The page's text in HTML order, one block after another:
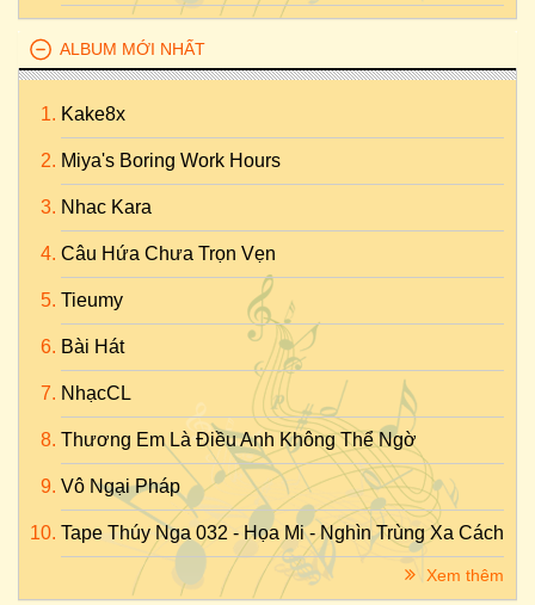
ALBUM MỚI NHẤT
Kake8x
Miya's Boring Work Hours
Nhac Kara
Câu Hứa Chưa Trọn Vẹn
Tieumy
Bài Hát
NhạcCL
Thương Em Là Điều Anh Không Thể Ngờ
Vô Ngại Pháp
Tape Thúy Nga 032 - Họa Mi - Nghìn Trùng Xa Cách
Xem thêm